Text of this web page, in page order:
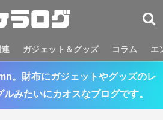
ガジェット＆グッズ コラム エ
。財布にガジェットやグッズのレ
みたいにカオスなブログです。